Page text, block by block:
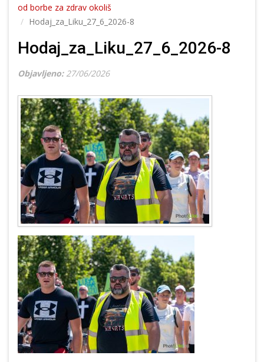
od borbe za zdrav okoliš
Hodaj_za_Liku_27_6_2026-8
Hodaj_za_Liku_27_6_2026-8
Objavljeno: 27/06/2026